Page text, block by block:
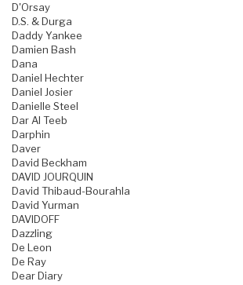
D'Orsay
D.S. & Durga
Daddy Yankee
Damien Bash
Dana
Daniel Hechter
Daniel Josier
Danielle Steel
Dar Al Teeb
Darphin
Daver
David Beckham
DAVID JOURQUIN
David Thibaud-Bourahla
David Yurman
DAVIDOFF
Dazzling
De Leon
De Ray
Dear Diary